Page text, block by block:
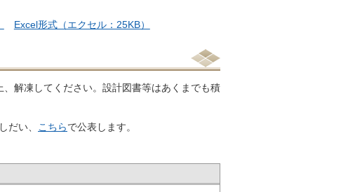
Excel形式（エクセル：25KB）
解凍してください。設計図書等はあくまでも積
だい、 こちらで公表します。